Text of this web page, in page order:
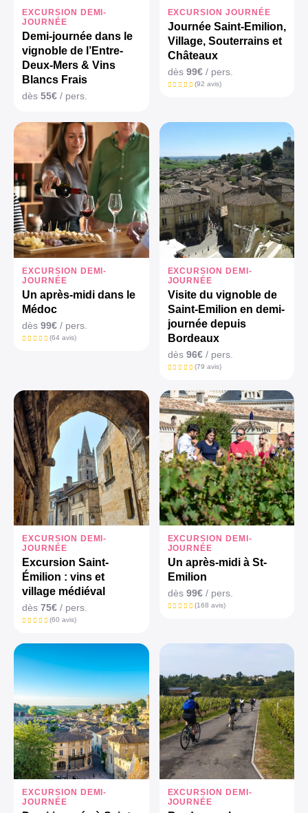
EXCURSION DEMI-
JOURNÉE
Demi-journée dans le
vignoble de l’Entre-
Deux-Mers & Vins
Blancs Frais
dès 55€ / pers.
EXCURSION JOURNÉE
Journée Saint-Emilion,
Village, Souterrains et
Châteaux
dès 99€/ pers.
(92 avis)
EXCURSION DEMI-
JOURNÉE
Un après-midi dans le
Médoc
dès 99€ / pers.
(64 avis)
EXCURSION DEMI-
JOURNÉE
Visite du vignoble de
Saint-Emilion en demi-
journée depuis
Bordeaux
dès 96€/ pers.
(79 avis)
EXCURSION DEMI-
JOURNÉE
Excursion Saint-
Émilion : vins et
village médiéval
dès 75€ / pers.
(60 avis)
EXCURSION DEMI-
JOURNÉE
Un après-midi à St-
Emilion
dès 99€/ pers.
(168 avis)
EXCURSION DEMI-
JOURNÉE
EXCURSION DEMI-
JOURNÉE